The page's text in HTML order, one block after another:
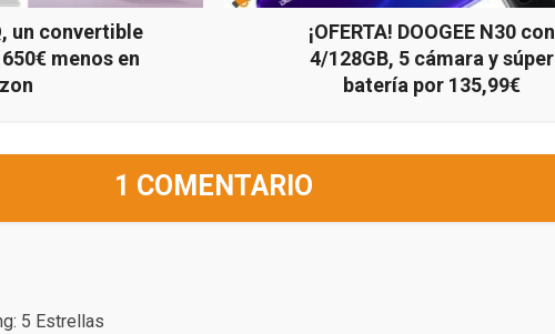
un convertible
menos en
¡OFERTA! DOOGEE N30 con
4/128GB, 5 cámara y súper
batería por 135,99€
1 COMENTARIO
5 Estrellas